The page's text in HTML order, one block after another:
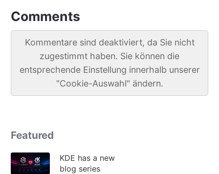
Comments
Kommentare sind deaktiviert, da Sie nicht
zugestimmt haben. Sie können die
entsprechende Einstellung innerhalb unserer
"Cookie-Auswahl" ändern.
Featured
KDE has a new
blog series